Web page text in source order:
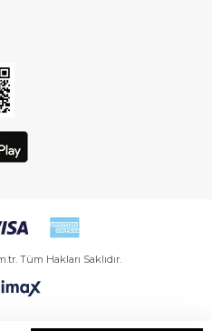
Tüm Hakları Saklıdır.